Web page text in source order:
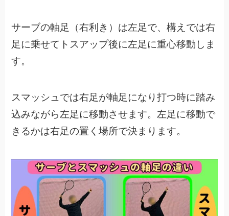
サーブの軸足（右利き）は左足で、構えでは右
足に乗せてトスアップ後に左足に重心移動しま
す。
スマッシュでは右足が軸足になり打つ時に踏み
込みながら左足に移動させます。左足に移動で
きるかは右足の置く場所で決まります。